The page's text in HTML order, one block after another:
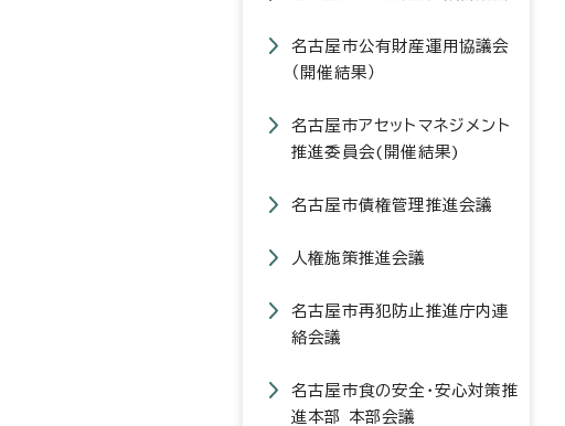
名古屋市公有財産運用協議会
（開催結果）
名古屋市アセットマネジメント
推進委員会(開催結果)
名古屋市債権管理推進会議
人権施策推進会議
名古屋市再犯防止推進庁内連
絡会議
名古屋市食の安全・安心対策推
進本部 本部会議